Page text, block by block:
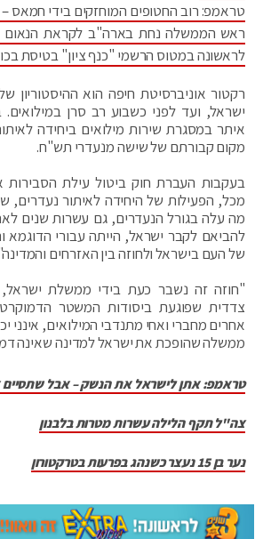
טראמפ: רוב החטופים המוחזקים בידי חמאס –
ראש הממשלה נחת בארה"ב לקראת הנאום
לראשונה במטוס הרשמי "כנף ציון" בטיסת
רקטור אוניברסיטת חיפה הוא ההיסטוריון
ישראל, ועד לפני כשבוע רב סרן
איתר במסגרת שירות מילואים ביחידה
מקום קבורתם של שישה מנעדרי תש"ח.
בעקבות העברת חוק ביטול עילת הסבירות
מכל, הפעילות של היחידה לאיתור
מה עלה בגורל הנעדרים, גם עשרות שנים
להביאם לקבר ישראל, הייתה עבורי הדוגמא
של העם בישראל ולחוזה בין האזרחים
"חוזה זה נשבר כעת בידי ממשלת
צדדית שפוגעת ביסודות המשטר
אחרים מחברי ואחי מתנדבי המילואים, אינני
ממשלה שהופכת את ישראל למדינה שאינה
טראמפ: אתן לישראל את הנשק – אבל
צה"ל תקף הלילה עשרות מטרות בלבנון
נער בן 15 נעצר כשנהג בפרעות בטרקטורון